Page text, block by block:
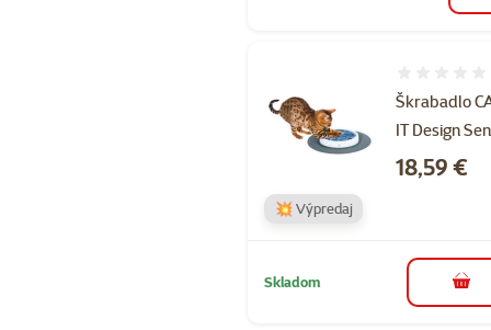
Škrabadlo
IT Design
Cena
18,59 €
💥 Výpredaj
Skladom do